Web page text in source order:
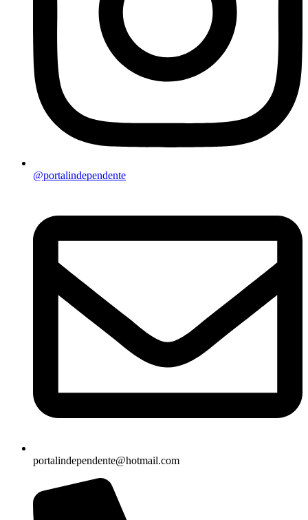
@portalindependente
portalindependente@hotmail.com